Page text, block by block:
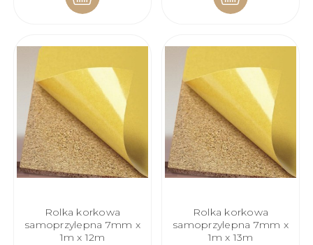
KOSZYKA KOSZYKA
Rolka korkowa
samoprzylepna 7mm x
1m x 12m
Rolka korkowa
samoprzylepna 7mm x
1m x 13m